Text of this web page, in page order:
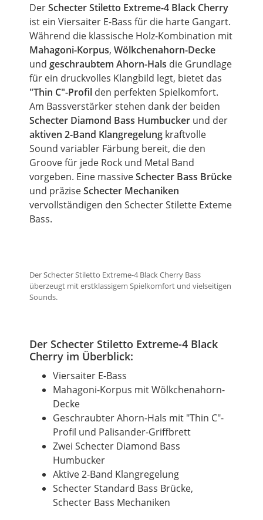
DerSchecter Stiletto Extreme-4 Black Cherry
ist ein Viersaiter E-Bass für die harte Gangart.
Während die klassische Holz-Kombination mit
Mahagoni-Korpus, Wölkchenahorn-Decke
und geschraubtem Ahorn-Hals die Grundlage
für ein druckvolles Klangbild legt, bietet das
"Thin C"-Profil den perfekten Spielkomfort.
Am Bassverstärker stehen dank der beiden
Schecter Diamond Bass Humbucker und der
aktiven 2-Band Klangregelung kraftvolle
Sound variabler Färbung bereit, die den
Groove für jede Rock und Metal Band
vorgeben. Eine massiveSchecter Bass Brücke
und präziseSchecter Mechaniken
vervollständigen den Schecter Stilette Exteme
Bass.
Der Schecter Stiletto Extreme-4 Black Cherry Bass
überzeugt mit erstklassigem Spielkomfort und vielseitigen
Sounds.
Der Schecter Stiletto Extreme-4 Black
Cherry im Überblick:
Viersaiter E-Bass
Mahagoni-Korpus mit Wölkchenahorn-
Decke
Geschraubter Ahorn-Hals mit "Thin C"-
Profil und Palisander-Griffbrett
Zwei Schecter Diamond Bass
Humbucker
Aktive 2-Band Klangregelung
Schecter Standard Bass Brücke,
Schecter Bass Mechaniken